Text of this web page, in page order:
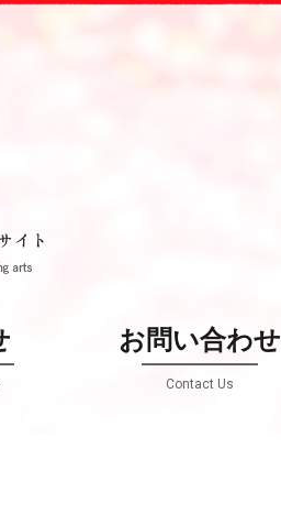
お問い合わせ
Contact Us